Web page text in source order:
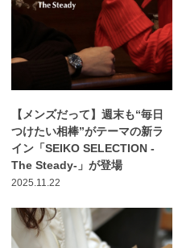
【メンズだって】週末も“毎日
つけたい相棒”がテーマの新ラ
イン「SEIKO SELECTION -
The Steady-」が登場
2025.11.22